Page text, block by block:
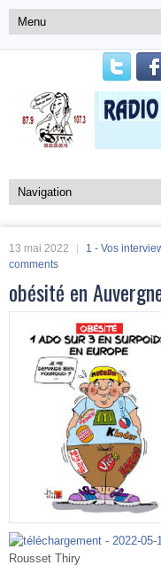
13 mai 2022 1 - Vos
comments
obésité en
Rousset Thiry